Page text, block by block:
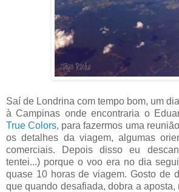
Saí de Londrina com tempo bom, um
à Campinas onde encontraria o
True Colors, para fazermos uma
os detalhes da viagem, algumas
comerciais. Depois disso eu
tentei...) porque o voo era no dia
quase 10 horas de viagem. Gosto de
que quando desafiada, dobra a aposta,